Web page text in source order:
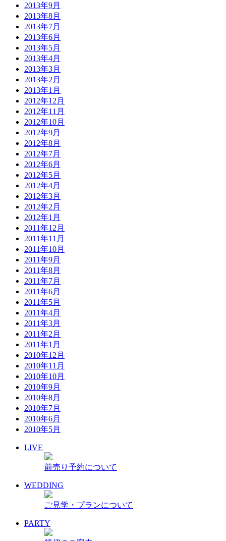
2013年9月
2013年8月
2013年7月
2013年6月
2013年5月
2013年4月
2013年3月
2013年2月
2013年1月
2012年12月
2012年11月
2012年10月
2012年9月
2012年8月
2012年7月
2012年6月
2012年5月
2012年4月
2012年3月
2012年2月
2012年1月
2011年12月
2011年11月
2011年10月
2011年9月
2011年8月
2011年7月
2011年6月
2011年5月
2011年4月
2011年3月
2011年2月
2011年1月
2010年12月
2010年11月
2010年10月
2010年9月
2010年8月
2010年7月
2010年6月
2010年5月
LIVE
前売り予約について
WEDDING
ご見学・プランについて
PARTY